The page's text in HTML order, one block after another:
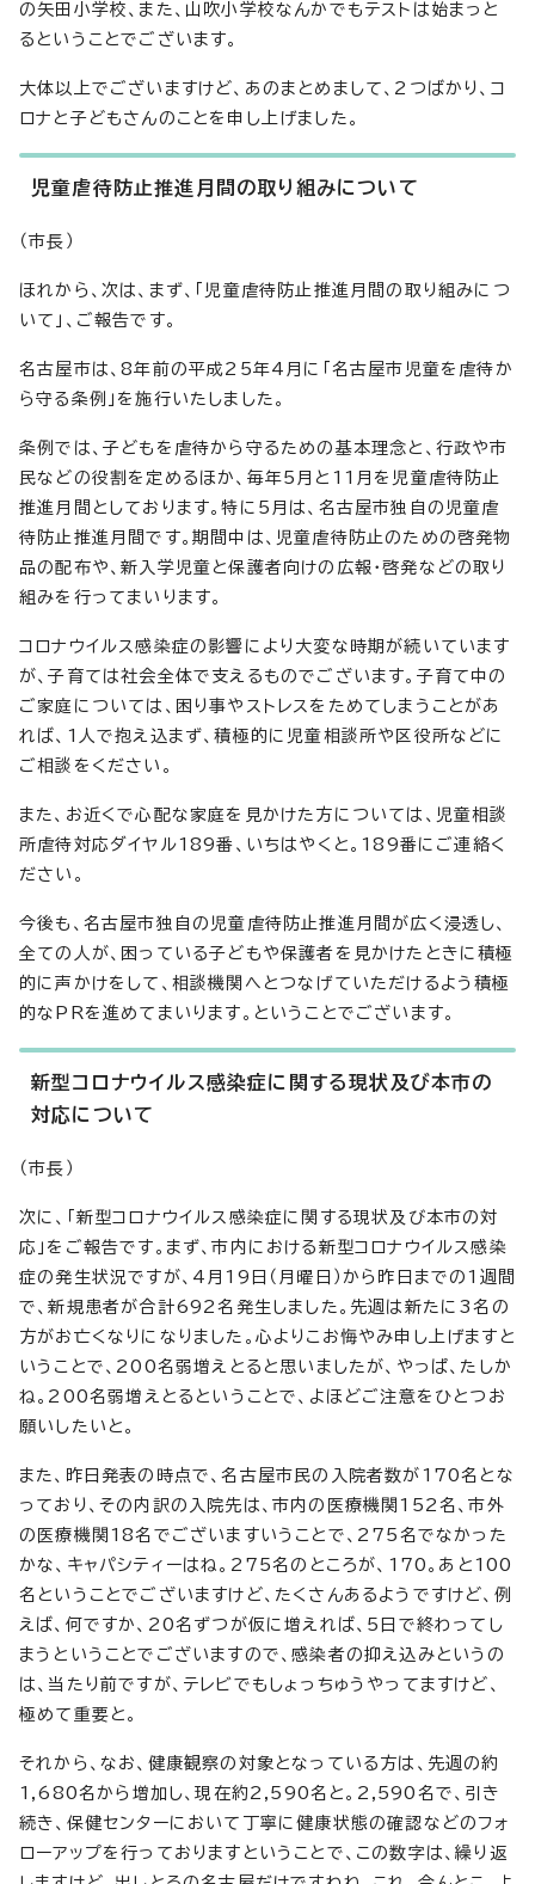
の矢田小学校、また、山吹小学校なんかでもテストは始まっと
るということでございます。
大体以上でございますけど、あのまとめまして、2つばかり、コ
ロナと子どもさんのことを申し上げました。
児童虐待防止推進月間の取り組みについて
（市長）
ほれから、次は、まず、「児童虐待防止推進月間の取り組みにつ
いて」、ご報告です。
名古屋市は、8年前の平成25年4月に「名古屋市児童を虐待か
ら守る条例」を施行いたしました。
条例では、子どもを虐待から守るための基本理念と、行政や市
民などの役割を定めるほか、毎年5月と11月を児童虐待防止
推進月間としております。特に5月は、名古屋市独自の児童虐
待防止推進月間です。期間中は、児童虐待防止のための啓発物
品の配布や、新入学児童と保護者向けの広報・啓発などの取り
組みを行ってまいります。
コロナウイルス感染症の影響により大変な時期が続いています
が、子育ては社会全体で支えるものでございます。子育て中の
ご家庭については、困り事やストレスをためてしまうことがあ
れば、1人で抱え込まず、積極的に児童相談所や区役所などに
ご相談をください。
また、お近くで心配な家庭を見かけた方については、児童相談
所虐待対応ダイヤル189番、いちはやくと。189番にご連絡く
ださい。
今後も、名古屋市独自の児童虐待防止推進月間が広く浸透し、
全ての人が、困っている子どもや保護者を見かけたときに積極
的に声かけをして、相談機関へとつなげていただけるよう積極
的なPRを進めてまいります。ということでございます。
新型コロナウイルス感染症に関する現状及び本市の
対応について
（市長）
次に、「新型コロナウイルス感染症に関する現状及び本市の対
応」をご報告です。まず、市内における新型コロナウイルス感染
症の発生状況ですが、4月19日（月曜日）から昨日までの1週間
で、新規患者が合計692名発生しました。先週は新たに3名の
方がお亡くなりになりました。心よりこお悔やみ申し上げますと
いうことで、200名弱増えとると思いましたが、やっぱ、たしか
ね。200名弱増えとるということで、よほどご注意をひとつお
願いしたいと。
また、昨日発表の時点で、名古屋市民の入院者数が170名とな
っており、その内訳の入院先は、市内の医療機関152名、市外
の医療機関18名でございますいうことで、275名でなかった
かな、キャパシティーはね。275名のところが、170。あと100
名ということでございますけど、たくさんあるようですけど、例
えば、何ですか、20名ずつが仮に増えれば、5日で終わってし
まうということでございますので、感染者の抑え込みというの
は、当たり前ですが、テレビでもしょっちゅうやってますけど、
極めて重要と。
それから、なお、健康観察の対象となっている方は、先週の約
1,680名から増加し、現在約2,590名と。2,590名で、引き
続き、保健センターにおいて丁寧に健康状態の確認などのフォ
ローアップを行っておりますということで、この数字は、繰り返